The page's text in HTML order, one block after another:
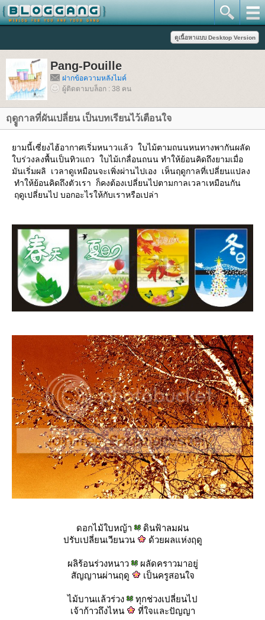
Pang-Pouille
ฝากข้อความหลังไมค์
ผู้ติดตามบล็อก : 38 คน
ฤดููกาลที่ผันเปลี่ยน เป็นบทเรียนไว้เตือนใจ
ามนี้เซี่ยงไฮ้อากาศเริ่มหนาวแล้ว ใบไม้ตามถนนหนทางพากันผลัด
บร่วงลงพื้นเป็นทิวแถว ใบไม้เกลื่อนถนน ทำให้ย้อนคิดถึงยามเมื่อ
มันเริ่มผลิ เวลาดูเหมือนจะเพิ่งผ่านไปเอง เห็นฤดูกาลที่เปลี่ยนแปลง
ทำให้ย้อนคิดถึงตัวเรา ก็คงต้องเปลี่ยนไปตามกาลเวลาเหมือนกัน
ฤดูเปลี่ยนไป บอกอะไรให้กับเราหรือเปล่า
ดอกไม้ใบหญ้า
ดินฟ้าลมฝน
ปรับเปลี่ยนเวียนวน
ด้วยผลแห่งฤดู
ผลิร้อนร่วงหนาว
ผลัดคราวมาอยู่
สัญญานผ่านฤดู
เป็นครูสอนใจ
ไม้บานแล้วร่วง
ทุกช่วงเปลี่ยนไป
เจ้าก้าวถึงไหน
ที่ใจและปัญญา